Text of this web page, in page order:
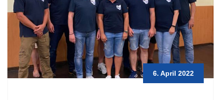
6. April 2022